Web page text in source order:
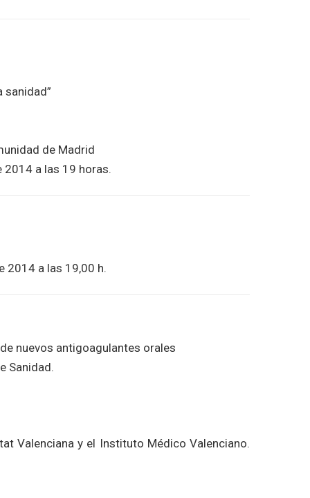
sanidad”
de Madrid
2014 a las 19 horas.
2014 a las 19,00 h.
nuevos antigoagulantes orales
Sanidad.
Valenciana y el Instituto Médico Valenciano.